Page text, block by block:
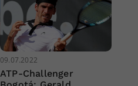
09.07.2022
ATP-Challenger